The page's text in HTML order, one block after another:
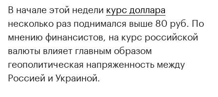
В начале этой недели курс доллара
несколько раз поднимался выше 80 руб. По
мнению финансистов, на курс российской
валюты влияет главным образом
геополитическая напряженность между
Россией и Украиной.